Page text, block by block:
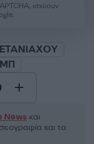
ισχύουν
News και
και τα